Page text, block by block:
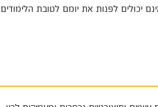
לפנות את יומם לטובת הלימודים